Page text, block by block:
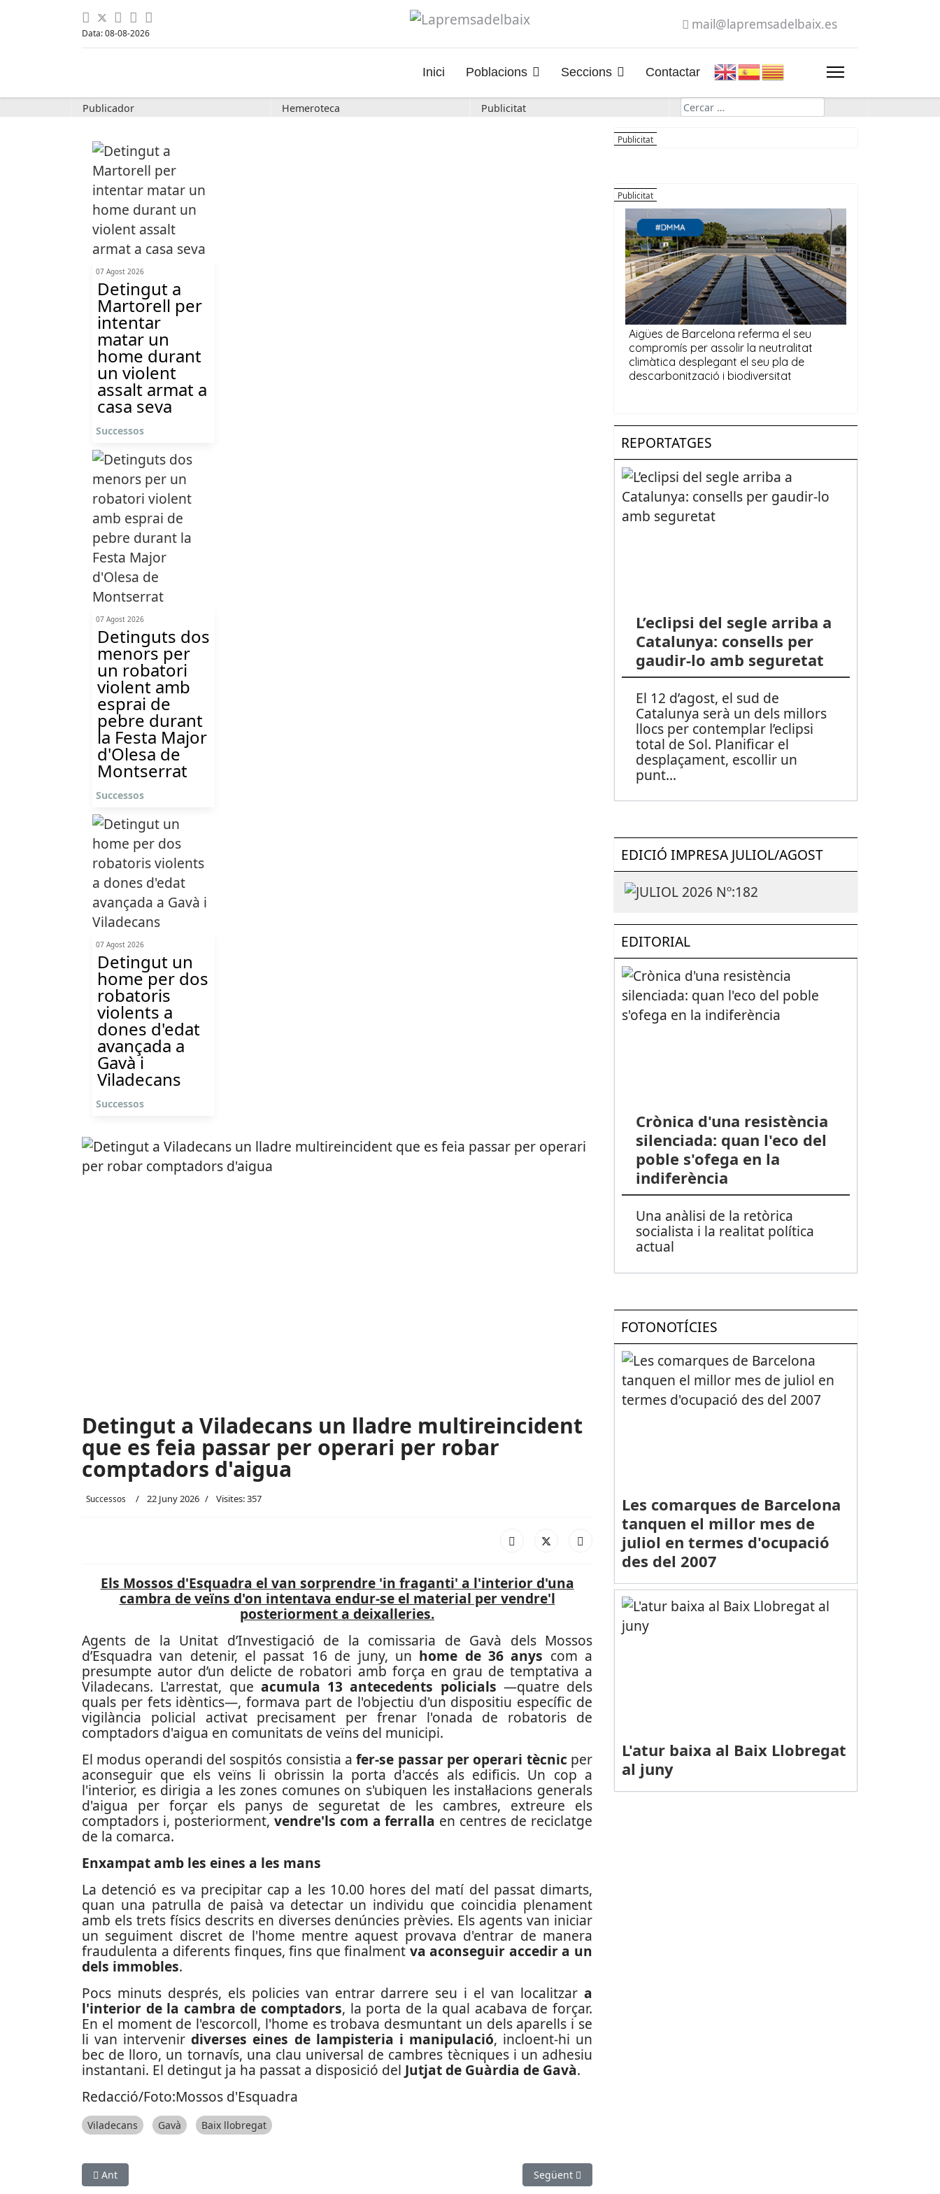
Data: 08-08-2026
mail@lapremsadelbaix.es
Inici Poblacions Seccions Contactar
Publicador Hemeroteca Publicitat Cerca
07 Agost 2026
Detingut a
Martorell per
intentar
matar un
home durant
un violent
assalt armat a
casa seva
Successos
07 Agost 2026
Detinguts dos
menors per
un robatori
violent amb
esprai de
pebre durant
la Festa Major
d'Olesa de
Montserrat
Successos
07 Agost 2026
Detingut un
home per dos
robatoris
violents a
dones d'edat
avançada a
Gavà i
Viladecans
Successos
Detingut a Viladecans un lladre multireincident
que es feia passar per operari per robar
comptadors d'aigua
Successos 22 Juny 2026 Visites: 357
Els Mossos d'Esquadra el van sorprendre 'in fraganti' a l'interior d'una
cambra de veïns d'on intentava endur-se el material per vendre'l
posteriorment a deixalleries.
Agents de la Unitat d’Investigació de la comissaria de Gavà dels Mossos
d’Esquadra van detenir, el passat 16 de juny, un home de 36 anys com a
presumpte autor d’un delicte de robatori amb força en grau de temptativa a
Viladecans. L'arrestat, que acumula 13 antecedents policials —quatre dels
quals per fets idèntics—, formava part de l'objectiu d'un dispositiu específic de
vigilància policial activat precisament per frenar l'onada de robatoris de
comptadors d'aigua en comunitats de veïns del municipi.
El modus operandi del sospitós consistia afer-se passar per operari tècnic per
aconseguir que els veïns li obrissin la porta d'accés als edificis. Un cop a
l'interior, es dirigia a les zones comunes on s'ubiquen les instal·lacions generals
d'aigua per forçar els panys de seguretat de les cambres, extreure els
comptadors i, posteriorment, vendre'ls com a ferralla en centres de reciclatge
de la comarca.
Enxampat amb les eines a les mans
La detenció es va precipitar cap a les 10.00 hores del matí del passat dimarts,
quan una patrulla de paisà va detectar un individu que coincidia plenament
amb els trets físics descrits en diverses denúncies prèvies. Els agents van iniciar
un seguiment discret de l'home mentre aquest provava d'entrar de manera
fraudulenta a diferents finques, fins que finalment va aconseguir accedir a un
dels immobles.
Pocs minuts després, els policies van entrar darrere seu i el van localitzar a
l'interior de la cambra de comptadors, la porta de la qual acabava de forçar.
En el moment de l'escorcoll, l'home es trobava desmuntant un dels aparells i se
li van intervenirdiverses eines de lampisteria i manipulació, incloent-hi un
bec de lloro, un tornavís, una clau universal de cambres tècniques i un adhesiu
instantani. El detingut ja ha passat a disposició del Jutjat de Guàrdia de Gavà.
Redacció/Foto:Mossos d'Esquadra
Viladecans Gavà Baix llobregat
Article anterior: Desarticulat un punt de distribució de drogues al barri de La Florida de l’Hospitalet de Llobregat
Ant Article següent: Detinguts dos menors per tres robatoris amb força a domicilis de
Següent
REPORTATGES
L’eclipsi del segle arriba a
Catalunya: consells per
gaudir-lo amb seguretat
El 12 d’agost, el sud de
Catalunya serà un dels millors
llocs per contemplar l’eclipsi
total de Sol. Planificar el
desplaçament, escollir un
punt...
EDICIÓ IMPRESA JULIOL/AGOST
EDITORIAL
Crònica d'una resistència
silenciada: quan l'eco del
poble s'ofega en la
indiferència
Una anàlisi de la retòrica
socialista i la realitat política
actual
FOTONOTÍCIES
Les comarques de Barcelona
tanquen el millor mes de
juliol en termes d'ocupació
des del 2007
L'atur baixa al Baix Llobregat
al juny